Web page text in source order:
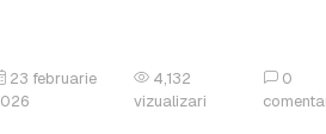
23 februarie
4,132
vizualizari
0